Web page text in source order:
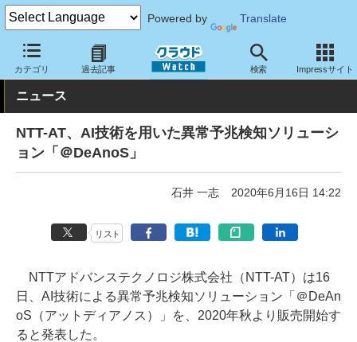
Powered by Translate
カテゴリ 過去記事 検索 Impressサイト
クラウド Watch サービス・ソフト ソフトウェア 運用・監視
ニュース
NTT-AT、AI技術を用いた異常予兆検知ソリューシ
ョン「＠DeAnoS」
石井 一志 2020年6月16日 14:22
リスト
NTTアドバンステクノロジ株式会社（NTT-AT）は16
日、AI技術による異常予兆検知ソリューション「＠DeAn
oS（アットディアノス）」を、2020年秋より販売開始す
ると発表した。